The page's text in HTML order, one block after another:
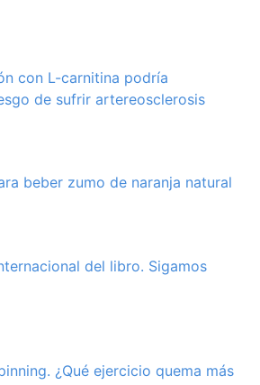
con L-carnitina podría
de sufrir artereosclerosis
beber zumo de naranja natural
del libro. Sigamos
¿Qué ejercicio quema más